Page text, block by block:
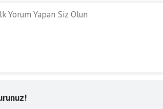
Yorum Yapan Siz Olun